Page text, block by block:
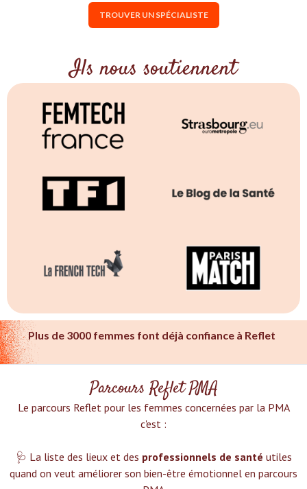
TROUVER UN SPÉCIALISTE
Ils nous soutiennent
Plus de 3000 femmes font déjà confiance à Reflet
Parcours Reflet PMA
Le parcours Reflet pour les femmes concernées par la PMA
c'est :‍
🩺 La liste des lieux et des professionnels de santé utiles
quand on veut améliorer son bien-être émotionnel en parcours